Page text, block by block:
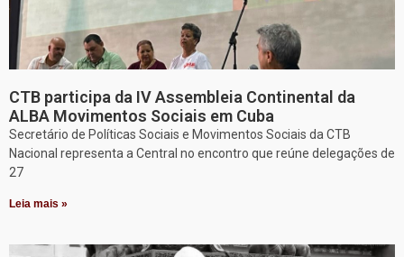
CTB participa da IV Assembleia Continental da
ALBA Movimentos Sociais em Cuba
Secretário de Políticas Sociais e Movimentos Sociais da CTB
Nacional representa a Central no encontro que reúne delegações de
27
Leia mais »